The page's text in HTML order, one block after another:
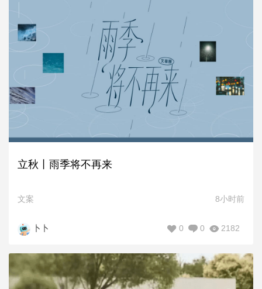
立秋丨雨季将不再来
文案 8小时前
卜卜 2182
0
0